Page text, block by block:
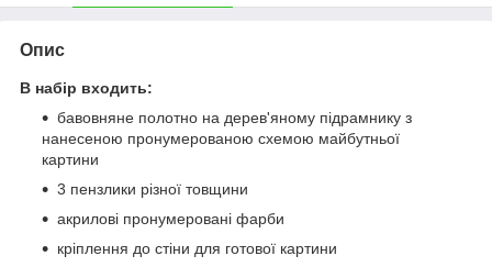
Опис
В набір входить:
бавовняне полотно на дерев'яному підрамнику з
нанесеною пронумерованою схемою майбутньої
картини
3 пензлики різної товщини
акрилові пронумеровані фарби
кріплення до стіни для готової картини